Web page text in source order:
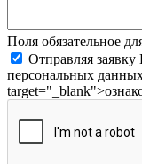
Поля обязательное
Отправляя
персональных